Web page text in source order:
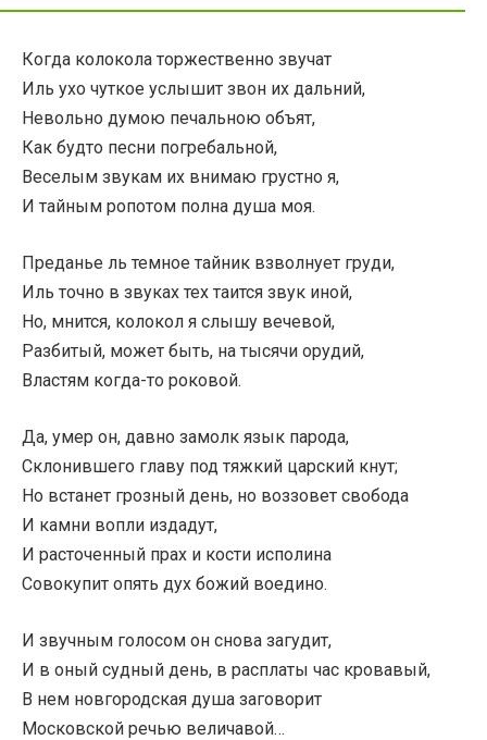
Когда колокола торжественно звучат
Иль ухо чуткое услышит звон их дальний,
Невольно думою печальною объят,
Как будто песни погребальной,
Веселым звукам их внимаю грустно я,
И тайным ропотом полна душа моя.
Преданье ль темное тайник взволнует груди,
Иль точно в звуках тех таится звук иной,
Но, мнится, колокол я слышу вечевой,
Разбитый, может быть, на тысячи орудий,
Властям когда-то роковой.
Да, умер он, давно замолк язык парода,
Склонившего главу под тяжкий царский кнут;
Но встанет грозный день, но воззовет свобода
И камни вопли издадут,
И расточенный прах и кости исполина
Совокупит опять дух божий воедино.
И звучным голосом он снова загудит,
И в оный судный день, в расплаты час кровавый,
В нем новгородская душа заговорит
Московской речью величавой…